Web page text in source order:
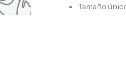
Tamaño